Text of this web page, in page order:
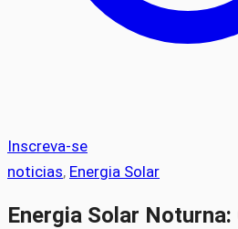
Inscreva-se
noticias, Energia Solar
Energia Solar